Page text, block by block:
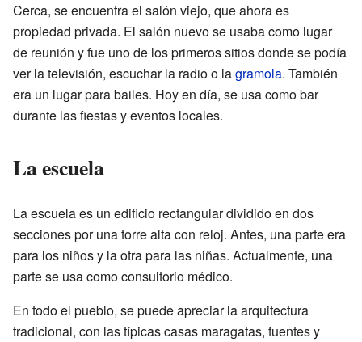
Cerca, se encuentra el salón viejo, que ahora es
propiedad privada. El salón nuevo se usaba como lugar
de reunión y fue uno de los primeros sitios donde se podía
ver la televisión, escuchar la radio o lagramola. También
era un lugar para bailes. Hoy en día, se usa como bar
durante las fiestas y eventos locales.
La escuela
La escuela es un edificio rectangular dividido en dos
secciones por una torre alta con reloj. Antes, una parte era
para los niños y la otra para las niñas. Actualmente, una
parte se usa como consultorio médico.
En todo el pueblo, se puede apreciar la arquitectura
tradicional, con las típicas casas maragatas, fuentes y